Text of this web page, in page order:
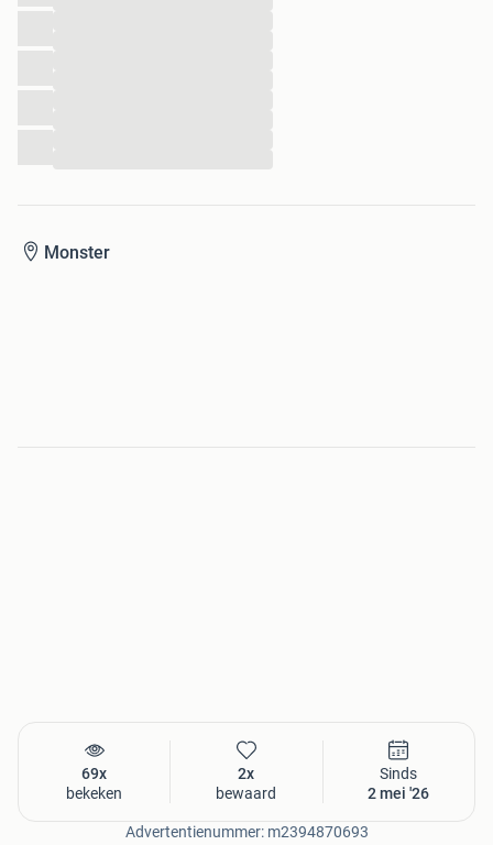
Monster
69x
bekeken
2x
bewaard
Sinds
2 mei '26
Advertentienummer: m2394870693